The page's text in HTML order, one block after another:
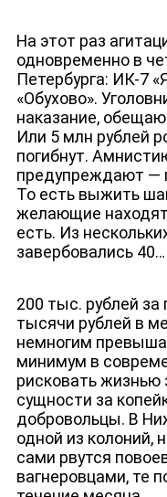
ЮТУБ-КАНАЛ
На этот раз
одновременно в
Петербурга: ИК-7
«Обухово».
наказание,
Или 5 млн рублей
погибнут.
предупреждают —
То есть выжить
желающие
есть. Из
завербовались 40…
200 тыс. рублей
тысячи рублей в
немногим
минимум в
рисковать жизнью
сущности за
добровольцы. В
одной из колоний,
сами рвутся
вагнеровцами, те